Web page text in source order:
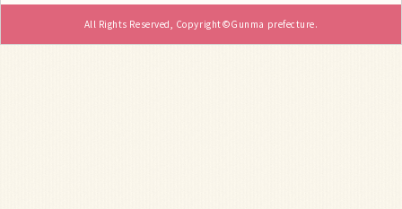
All Rights Reserved, Copyright©Gunma prefecture.